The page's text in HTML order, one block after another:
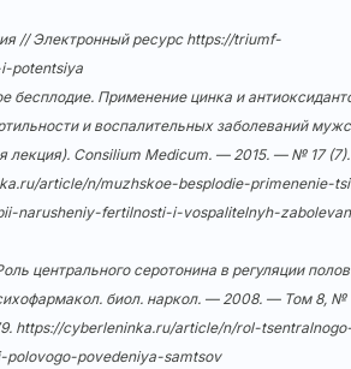
// Электронный ресурс https://triumf-
potentsiya
бесплодие. Применение цинка и
и воспалительных заболеваний
лекция). Consilium Medicum. — 2015. — № 17
article/n/muzhskoe-besplodie-primenenie-
narusheniy-fertilnosti-i-vospalitelnyh-
центрального серотонина в регуляции
биол. наркол. — 2008. — Том 8, №
https://cyberleninka.ru/article/n/rol-
povedeniya-samtsov